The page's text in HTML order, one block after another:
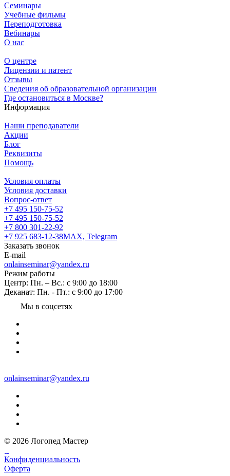
Семинары
Учебные фильмы
Переподготовка
Вебинары
О нас
О центре
Лицензии и патент
Отзывы
Сведения об образовательной организации
Где остановиться в Москве?
Информация
Наши преподаватели
Акции
Блог
Реквизиты
Помощь
Условия оплаты
Условия доставки
Вопрос-ответ
+7 495 150-75-52
+7 495 150-75-52
+7 800 301-22-92
+7 925 683-12-38MAX, Telegram
Заказать звонок
E-mail
onlainseminar@yandex.ru
Режим работы
Центр: Пн. – Вс.: с 9:00 до 18:00
Деканат: Пн. - Пт.: с 9:00 до 17:00
Мы в соцсетях
onlainseminar@yandex.ru
© 2026 Логопед Мастер
Конфиденциальность
Оферта